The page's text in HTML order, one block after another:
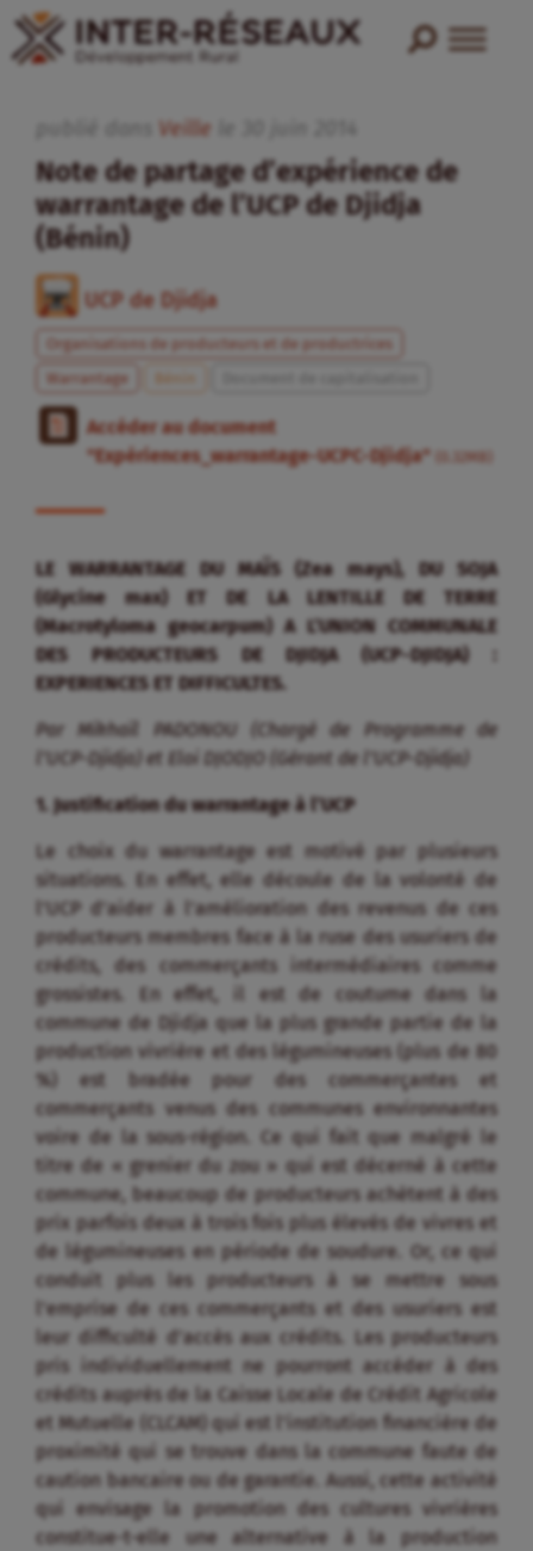
Veille
Note de partage d’expérience de
warrantage de l’UCP de Djidja
(Bénin)
UCP de Djidja
Organisations de producteurs et de productrices
Warrantage
Accéder au document
"Expériences_warrantage-UCPC-Djidja"
(0.32MB)
LE WARRANTAGE DU MAÏS (Zea mays), DU SOJA
(Glycine max) ET DE LA LENTILLE DE TERRE
(Macrotyloma geocarpum) A L’UNION COMMUNALE
DES PRODUCTEURS DE DJIDJA (UCP-DJIDJA) :
EXPERIENCES ET DIFFICULTES.
Par Mikhaïl PADONOU (Chargé de Programme de
l’UCP-Djidja) et Eloi DJODJO (Gérant de l’UCP-Djidja)
1. Justification du warrantage à l’UCP
Le choix du warrantage est motivé par plusieurs
situations. En effet, elle découle de la volonté de
l’UCP d’aider à l’amélioration des revenus de ces
producteurs membres face à la ruse des usuriers de
crédits, des commerçants intermédiaires comme
grossistes. En effet, il est de coutume dans la
commune de Djidja que la plus grande partie de la
production vivrière et des légumineuses (plus de 80
%) est bradée pour des commerçantes et
commerçants venus des communes environnantes
voire de la sous-région. Ce qui fait que malgré le
titre de « grenier du zou » qui est décerné à cette
commune, beaucoup de producteurs achètent à des
prix parfois deux à trois fois plus élevés de vivres et
de légumineuses en période de soudure. Or, ce qui
conduit plus les producteurs à se mettre sous
l’emprise de ces commerçants et des usuriers est
leur difficulté d’accès aux crédits. Les producteurs
pris individuellement ne pourront accéder à des
crédits auprès de la Caisse Locale de Crédit Agricole
et Mutuelle (CLCAM) qui est l’institution financière de
proximité qui se trouve dans la commune faute de
caution bancaire ou de garantie. Aussi, cette activité
qui envisage la promotion des cultures vivrières
constitue-t-elle une alternative à la production